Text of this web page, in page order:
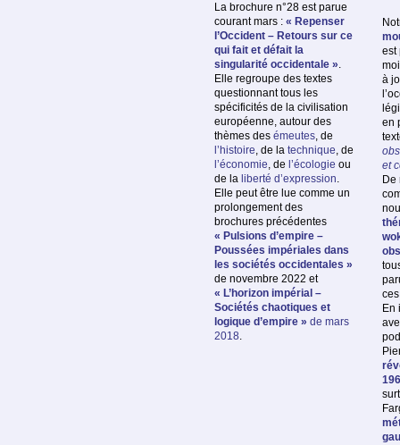
La brochure n°28 est parue
courant mars : « Repenser
l’Occident – Retours sur ce
qui fait et défait la
singularité occidentale ».
Elle regroupe des textes
questionnant tous les
spécificités de la civilisation
européenne, autour des
thèmes des émeutes, de
l’histoire, de la technique, de
l’économie, de l’écologie ou
de la liberté d’expression.
Elle peut être lue comme un
prolongement des
brochures précédentes
« Pulsions d’empire –
Poussées impériales dans
les sociétés occidentales »
de novembre 2022 et
« L’horizon impérial –
Sociétés chaotiques et
logique d’empire » de mars
2018.
est
à
en
et
De
En